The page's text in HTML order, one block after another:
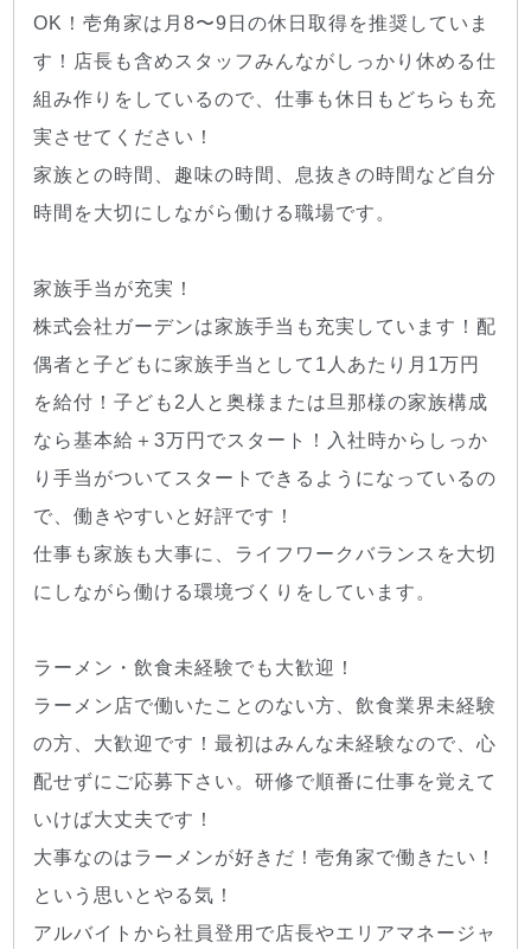
OK！壱角家は月8〜9日の休日取得を推奨していま
す！店長も含めスタッフみんながしっかり休める仕
組み作りをしているので、仕事も休日もどちらも充
実させてください！
家族との時間、趣味の時間、息抜きの時間など自分
時間を大切にしながら働ける職場です。
家族手当が充実！
株式会社ガーデンは家族手当も充実しています！配
偶者と子どもに家族手当として1人あたり月1万円
を給付！子ども2人と奥様または旦那様の家族構成
なら基本給＋3万円でスタート！入社時からしっか
り手当がついてスタートできるようになっているの
で、働きやすいと好評です！
仕事も家族も大事に、ライフワークバランスを大切
にしながら働ける環境づくりをしています。
ラーメン・飲食未経験でも大歓迎！
ラーメン店で働いたことのない方、飲食業界未経験
の方、大歓迎です！最初はみんな未経験なので、心
配せずにご応募下さい。研修で順番に仕事を覚えて
いけば大丈夫です！
大事なのはラーメンが好きだ！壱角家で働きたい！
という思いとやる気！
アルバイトから社員登用で店長やエリアマネージャ